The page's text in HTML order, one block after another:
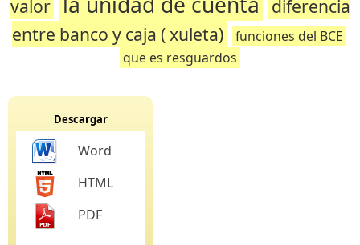
valor
diferencia
entre banco y caja ( xuleta)
funciones del BCE
que es resguardos
Descargar
Word
HTML
PDF